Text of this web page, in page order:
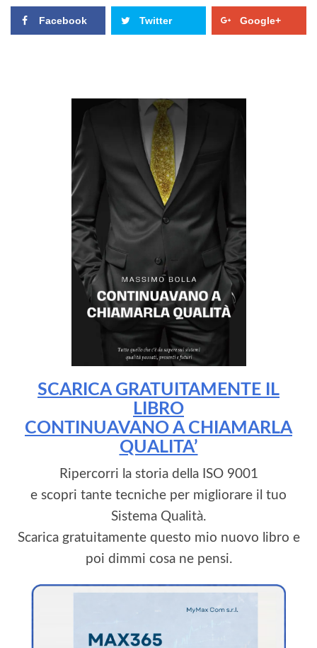
Facebook Twitter Google+
SCARICA GRATUITAMENTE IL
LIBRO
CONTINUAVANO A CHIAMARLA
QUALITA’
Ripercorri la storia della ISO 9001
e scopri tante tecniche per migliorare il tuo
Sistema Qualità.
Scarica gratuitamente questo mio nuovo libro e
poi dimmi cosa ne pensi.